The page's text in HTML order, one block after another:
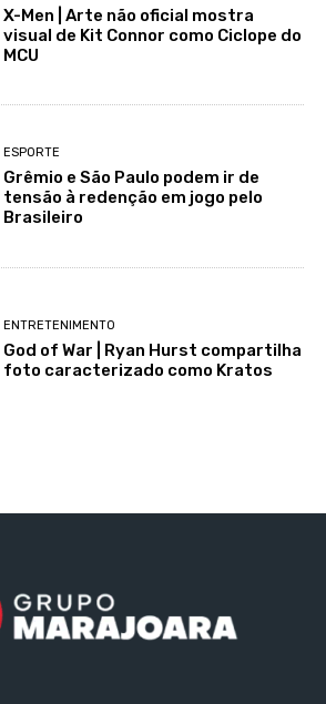
X-Men | Arte não oficial mostra
visual de Kit Connor como Ciclope do
MCU
ESPORTE
Grêmio e São Paulo podem ir de
tensão à redenção em jogo pelo
Brasileiro
ENTRETENIMENTO
God of War | Ryan Hurst compartilha
foto caracterizado como Kratos